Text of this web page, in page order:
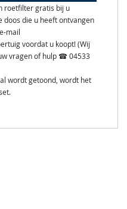
roetfilter gratis bij u
doos die u heeft ontvangen
mail
voordat u koopt! (Wij
vragen of hulp ☎ 04533
wordt getoond, wordt het